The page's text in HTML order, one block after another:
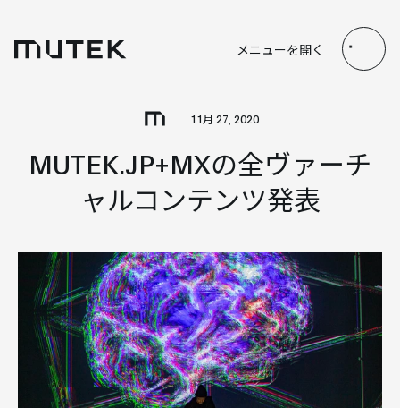
Search
メニューを開く
11月 27, 2020
MUTEK.JP+MXの全ヴァーチ
ャルコンテンツ発表